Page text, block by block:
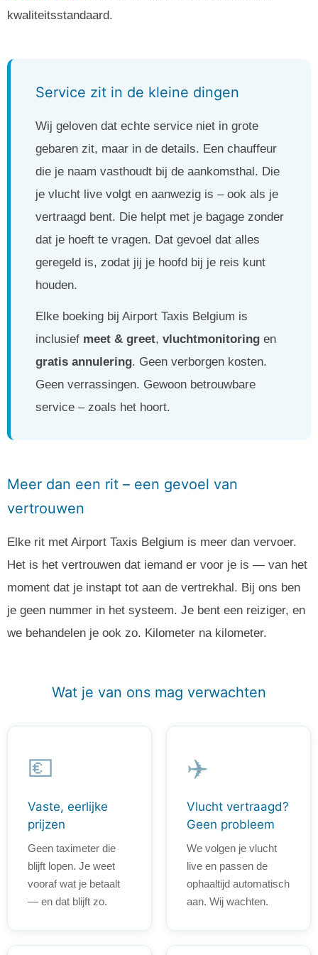
kwaliteitsstandaard.
Service zit in de kleine dingen
Wij geloven dat echte service niet in grote
gebaren zit, maar in de details. Een chauffeur
die je naam vasthoudt bij de aankomsthal. Die
je vlucht live volgt en aanwezig is – ook als je
vertraagd bent. Die helpt met je bagage zonder
dat je hoeft te vragen. Dat gevoel dat alles
geregeld is, zodat jij je hoofd bij je reis kunt
houden.
Elke boeking bij Airport Taxis Belgium is
inclusief meet & greet, vluchtmonitoringen
gratis annulering. Geen verborgen kosten.
Geen verrassingen. Gewoon betrouwbare
service – zoals het hoort.
Meer dan een rit – een gevoel van
vertrouwen
Elke rit met Airport Taxis Belgium is meer dan vervoer.
Het is het vertrouwen dat iemand er voor je is — van het
moment dat je instapt tot aan de vertrekhal. Bij ons ben
je geen nummer in het systeem. Je bent een reiziger, en
we behandelen je ook zo. Kilometer na kilometer.
Wat je van ons mag verwachten
💶
Vaste, eerlijke
prijzen
Geen taximeter die
blijft lopen. Je weet
vooraf wat je betaalt
— en dat blijft zo.
✈️
Vlucht vertraagd?
Geen probleem
We volgen je vlucht
live en passen de
ophaaltijd automatisch
aan. Wij wachten.